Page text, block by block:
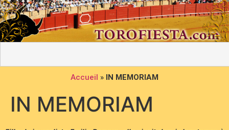
Accueil » IN MEMORIAM
IN MEMORIAM